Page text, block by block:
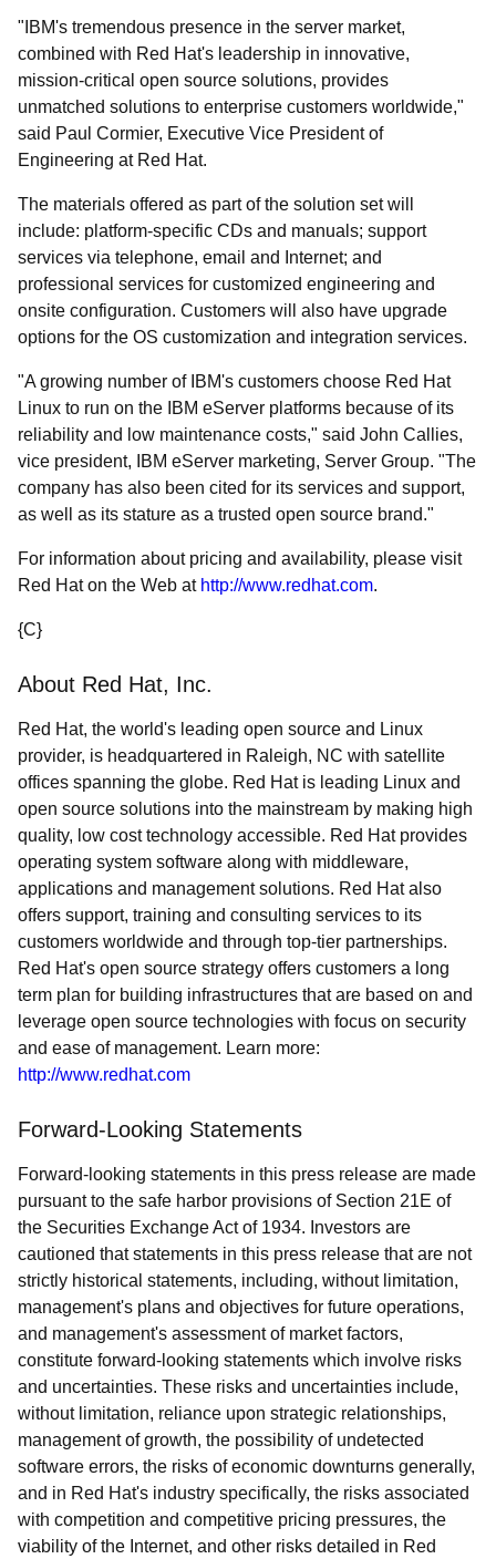
"IBM's tremendous presence in the server market,
combined with Red Hat's leadership in innovative,
mission-critical open source solutions, provides
unmatched solutions to enterprise customers worldwide,"
said Paul Cormier, Executive Vice President of
Engineering at Red Hat.
The materials offered as part of the solution set will
include: platform-specific CDs and manuals; support
services via telephone, email and Internet; and
professional services for customized engineering and
onsite configuration. Customers will also have upgrade
options for the OS customization and integration services.
"A growing number of IBM's customers choose Red Hat
Linux to run on the IBM eServer platforms because of its
reliability and low maintenance costs," said John Callies,
vice president, IBM eServer marketing, Server Group. "The
company has also been cited for its services and support,
as well as its stature as a trusted open source brand."
For information about pricing and availability, please visit
Red Hat on the Web at http://www.redhat.com.
{C}
About Red Hat, Inc.
Red Hat, the world's leading open source and Linux
provider, is headquartered in Raleigh, NC with satellite
offices spanning the globe. Red Hat is leading Linux and
open source solutions into the mainstream by making high
quality, low cost technology accessible. Red Hat provides
operating system software along with middleware,
applications and management solutions. Red Hat also
offers support, training and consulting services to its
customers worldwide and through top-tier partnerships.
Red Hat's open source strategy offers customers a long
term plan for building infrastructures that are based on and
leverage open source technologies with focus on security
and ease of management. Learn more:
http://www.redhat.com
Forward-Looking Statements
Forward-looking statements in this press release are made
pursuant to the safe harbor provisions of Section 21E of
the Securities Exchange Act of 1934. Investors are
cautioned that statements in this press release that are not
strictly historical statements, including, without limitation,
management's plans and objectives for future operations,
and management's assessment of market factors,
constitute forward-looking statements which involve risks
and uncertainties. These risks and uncertainties include,
without limitation, reliance upon strategic relationships,
management of growth, the possibility of undetected
software errors, the risks of economic downturns generally,
and in Red Hat's industry specifically, the risks associated
with competition and competitive pricing pressures, the
viability of the Internet, and other risks detailed in Red